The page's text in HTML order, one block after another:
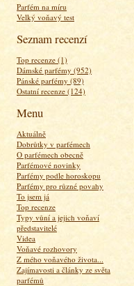
Parfém na míru
Velký voňavý test
Seznam recenzí
Top recenze (1)
Dámské parfémy (952)
Pánské parfémy (89)
Ostatní recenze (124)
Menu
Aktuálně
Dobrůtky v parfémech
O parfémech obecně
Parfémové novinky
Parfémy podle horoskopu
Parfémy pro různé povahy
To jsem já
Top recenze
Typy vůní a jejich voňaví
představitelé
Videa
Voňavé rozhovory
Z mého voňavého života...
Zajímavosti a články ze světa
parfémů